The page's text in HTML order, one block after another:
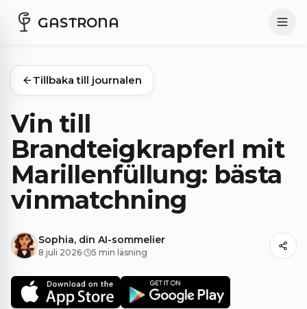
GASTRONA
Tillbaka till journalen
Vin till
Brandteigkrapferl mit
Marillenfüllung: bästa
vinmatchning
Sophia, din AI-sommelier
8 juli 2026· 5 min läsning